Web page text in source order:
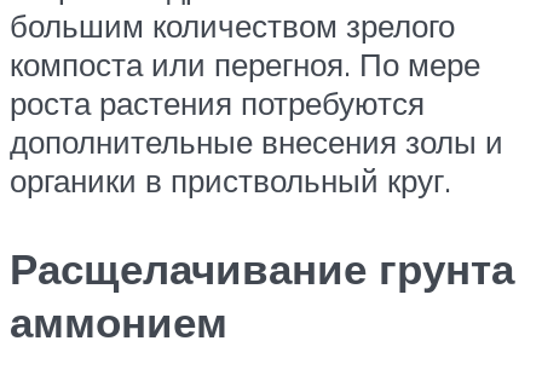
большим количеством зрелого
компоста или перегноя. По мере
роста растения потребуются
дополнительные внесения золы и
органики в приствольный круг.
Расщелачивание грунта
аммонием